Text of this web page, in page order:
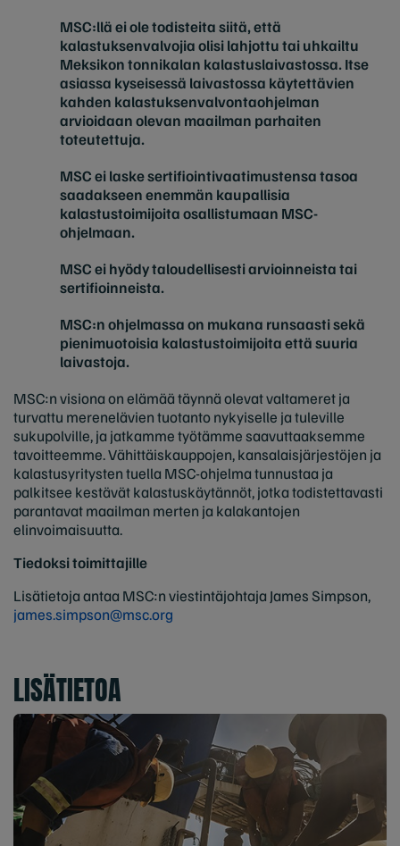
MSC:llä ei ole todisteita siitä, että
kalastuksenvalvojia olisi lahjottu tai uhkailtu
Meksikon tonnikalan kalastuslaivastossa. Itse
asiassa kyseisessä laivastossa käytettävien
kahden kalastuksenvalvontaohjelman
arvioidaan olevan maailman parhaiten
toteutettuja.
MSC ei laske sertifiointivaatimustensa tasoa
saadakseen enemmän kaupallisia
kalastustoimijoita osallistumaan MSC-
ohjelmaan.
MSC ei hyödy taloudellisesti arvioinneista tai
sertifioinneista.
MSC:n ohjelmassa on mukana runsaasti sekä
pienimuotoisia kalastustoimijoita että suuria
laivastoja.
MSC:n visiona on elämää täynnä olevat valtameret ja
turvattu merenelävien tuotanto nykyiselle ja tuleville
sukupolville, ja jatkamme työtämme saavuttaaksemme
tavoitteemme. Vähittäiskauppojen, kansalaisjärjestöjen ja
kalastusyritysten tuella MSC-ohjelma tunnustaa ja
palkitsee kestävät kalastuskäytännöt, jotka todistettavasti
parantavat maailman merten ja kalakantojen
elinvoimaisuutta.
Tiedoksi toimittajille
Lisätietoja antaa MSC:n viestintäjohtaja James Simpson,
james.simpson@msc.org
LISÄTIETOA